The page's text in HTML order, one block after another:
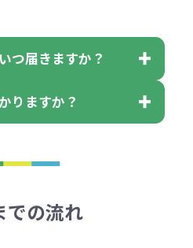
を入力ください。
購入できる単位が決
入力すると、アラー
って数を調整してくだ
より、対応が変わる
返却いただけない場
かじめご了承くださ
品到着後7営業日以
刷の場合には、名入
製版代が2倍必要で
はボリュームディスカ
ロード
はご確認ください。
ロード
いします。
おたいしてん）
（振替口座）
社モノベーション
つ届きますか？
ご入金確認後3営業
約3週間となります。
のもあります。
りますか？
けます。
での流れ